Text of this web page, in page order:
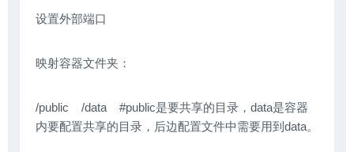
设置外部端口
映射容器文件夹：
/public /data #public是要共享的目录，data是容器
内要配置共享的目录，后边配置文件中需要用到data。